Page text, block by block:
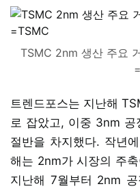
TSMC 2nm 생산 주요
트렌드포스는 지난해
로 잡았고, 이중 3nm
절반을 차지했다. 작년
해는 2nm가 시장의 주
지난해 7월부터 2nm